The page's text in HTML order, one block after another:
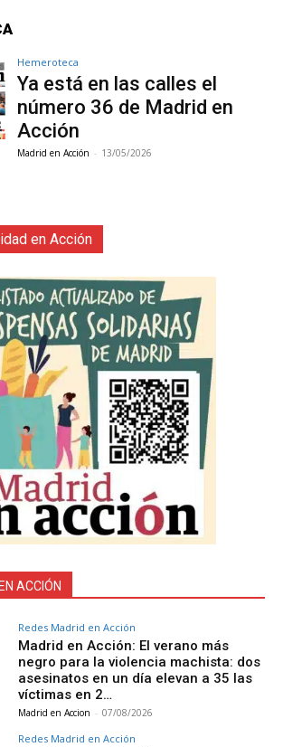
Hemeroteca
Ya está en las calles el
número 36 de Madrid en
Acción
Madrid en Acción - 13/05/2026
en Acción
ACCIÓN
Redes Madrid en Acción
Madrid en Acción: El verano más
negro para la violencia machista: dos
asesinatos en un día elevan a 35 las
víctimas en 2…
Madrid en Accion - 07/08/2026
Redes Madrid en Acción